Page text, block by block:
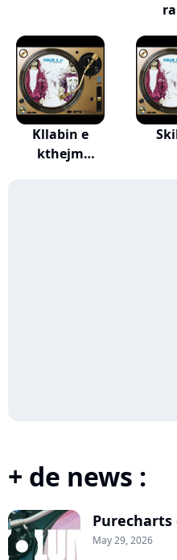
Kllabin e
kthejm
+ de news :
Purecharts
May 29, 2026